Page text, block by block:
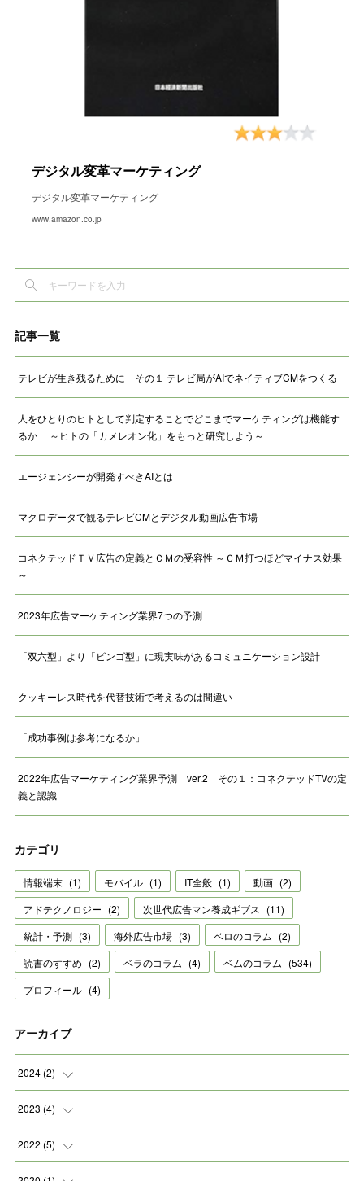
デジタル変革マーケティング
デジタル変革マーケティング
www.amazon.co.jp
記事一覧
テレビが生き残るために その１ テレビ局がAIでネイティブCMをつくる
人をひとりのヒトとして判定することでどこまでマーケティングは機能す
るか ～ヒトの「カメレオン化」をもっと研究しよう～
エージェンシーが開発すべきAIとは
マクロデータで観るテレビCMとデジタル動画広告市場
コネクテッドＴＶ広告の定義とＣＭの受容性 ～ＣＭ打つほどマイナス効果
～
2023年広告マーケティング業界7つの予測
「双六型」より「ビンゴ型」に現実味があるコミュニケーション設計
クッキーレス時代を代替技術で考えるのは間違い
「成功事例は参考になるか」
2022年広告マーケティング業界予測 ver.2 その１：コネクテッドTVの定
義と認識
カテゴリ
情報端末 (1) モバイル (1) IT全般 (1) 動画 (2)
アドテクノロジー (2) 次世代広告マン養成ギブス (11)
統計・予測 (3) 海外広告市場 (3) ベロのコラム (2)
読書のすすめ (2) ベラのコラム (4) ベムのコラム (534)
プロフィール (4)
アーカイブ
2024 (2)
( )
2023 (4)
( )
( )
2022 (5)